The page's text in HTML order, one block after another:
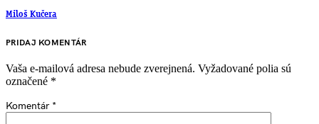
Miloš Kučera
PRIDAJ KOMENTÁR
Vaša e-mailová adresa nebude zverejnená. Vyžadované polia sú
označené *
Komentár *